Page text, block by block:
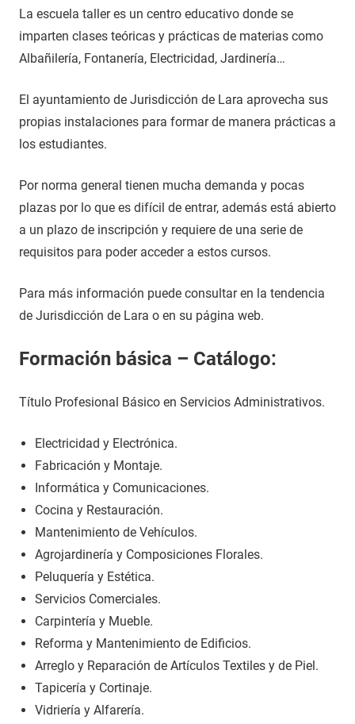
La escuela taller es un centro educativo donde se
imparten clases teóricas y prácticas de materias como
Albañilería, Fontanería, Electricidad, Jardinería…
El ayuntamiento de Jurisdicción de Lara aprovecha sus
propias instalaciones para formar de manera prácticas a
los estudiantes.
Por norma general tienen mucha demanda y pocas
plazas por lo que es difícil de entrar, además está abierto
a un plazo de inscripción y requiere de una serie de
requisitos para poder acceder a estos cursos.
Para más información puede consultar en la tendencia
de Jurisdicción de Lara o en su página web.
Formación básica – Catálogo:
Título Profesional Básico en Servicios Administrativos.
Electricidad y Electrónica.
Fabricación y Montaje.
Informática y Comunicaciones.
Cocina y Restauración.
Mantenimiento de Vehículos.
Agrojardinería y Composiciones Florales.
Peluquería y Estética.
Servicios Comerciales.
Carpintería y Mueble.
Reforma y Mantenimiento de Edificios.
Arreglo y Reparación de Artículos Textiles y de Piel.
Tapicería y Cortinaje.
Vidriería y Alfarería.